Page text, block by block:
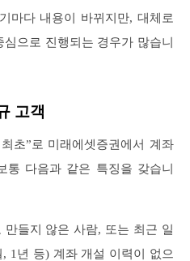
마다 내용이 바뀌지만, 대체로
으로 진행되는 경우가 많습니
고객
초”로 미래에셋증권에서 계좌
통 다음과 같은 특징을 갖습니
들지 않은 사람, 또는 최근 일
1년 등) 계좌 개설 이력이 없으